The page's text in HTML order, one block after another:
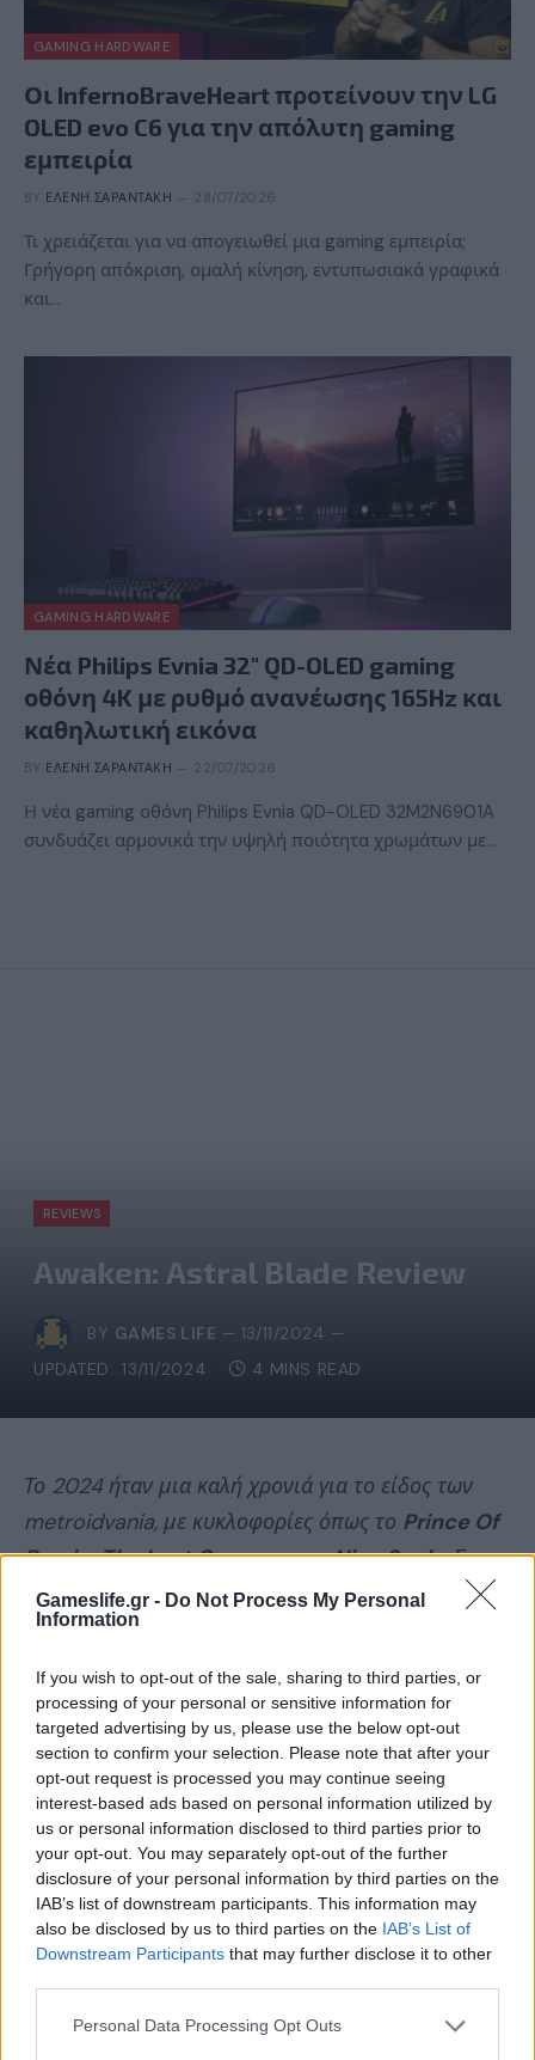
Gameslife.gr - Do Not Process My Personal
Information
If you wish to opt-out of the sale, sharing to third parties, or
processing of your personal or sensitive information for
targeted advertising by us, please use the below opt-out
section to confirm your selection. Please note that after your
opt-out request is processed you may continue seeing
interest-based ads based on personal information utilized by
us or personal information disclosed to third parties prior to
your opt-out. You may separately opt-out of the further
disclosure of your personal information by third parties on the
IAB’s list of downstream participants. This information may
also be disclosed by us to third parties on the IAB’s List of
Downstream Participants that may further disclose it to other
Personal Data Processing Opt Outs
GAMING HARDWARE
Οι InfernoBraveHeart προτείνουν την LG
OLED evo C6 για την απόλυτη gaming
εμπειρία
BY ΕΛΈΝΗ ΣΑΡΑΝΤΆΚΗ 28/07/2026
Τι χρειάζεται για να απογειωθεί μια gaming εμπειρία;
Γρήγορη απόκριση, ομαλή κίνηση, εντυπωσιακά γραφικά
και…
GAMING HARDWARE
Νέα Philips Evnia 32″ QD-OLED gaming
οθόνη 4K με ρυθμό ανανέωσης 165Hz και
καθηλωτική εικόνα
BY ΕΛΈΝΗ ΣΑΡΑΝΤΆΚΗ 22/07/2026
Η νέα gaming οθόνη Philips Evnia QD-OLED 32M2N6901A
συνδυάζει αρμονικά την υψηλή ποιότητα χρωμάτων με…
REVIEWS
Awaken: Astral Blade Review
BY GAMES LIFE
13/11/2024
UPDATED: 13/11/2024 4 MINS READ
Το 2024 ήταν μια καλή χρονιά για το είδος των
metroidvania, με κυκλοφορίες όπως το Prince Of
Persia: The Lost Crownκαι τοNine Souls. Στην
τέλος του έτους, ένας πρωτοεμφανιζόμενος
developer ονόματι Dark Pigeon Games, επιχειρεί
την τύχη του με το Awaken με αμφιλεγόμενο
αποτέλεσμα.
Το παιχνίδι ακολουθεί την ιστορία της Tania,
ενός ανδροειδούς με αποστολή την
εξερεύνηση των μυστηριώδων νησιών Horace.
Ο δημιουργός και μέντορας της Δρ. Herveus
στέλνει την Tania εκεί για να εντοπίσει μια
αγνοουμένη ερευνητική ομάδα. Το έργο των
ερευνητών εστίαζε στην μελέτη μιας νέας, όσο
και παράξενης, πηγής ενέργειας που ονόμασαν